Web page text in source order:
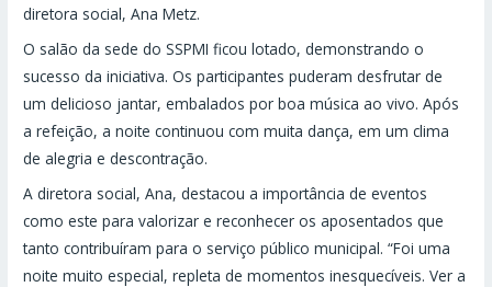
diretora social, Ana Metz.
O salão da sede do SSPMI ficou lotado, demonstrando o
sucesso da iniciativa. Os participantes puderam desfrutar de
um delicioso jantar, embalados por boa música ao vivo. Após
a refeição, a noite continuou com muita dança, em um clima
de alegria e descontração.
A diretora social, Ana, destacou a importância de eventos
como este para valorizar e reconhecer os aposentados que
tanto contribuíram para o serviço público municipal. “Foi uma
noite muito especial, repleta de momentos inesquecíveis. Ver a